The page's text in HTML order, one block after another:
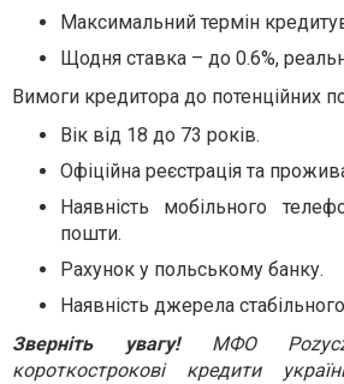
Максимальний термін
Щодня ставка – до 0.6%,
Вимоги кредитора до потенційних
Вік від 18 до 73 років.
Офіційна реєстрація та
Наявність мобільного
пошти.
Рахунок у польському банку.
Наявність джерела
Зверніть увагу!МФО
короткострокові кредити